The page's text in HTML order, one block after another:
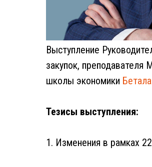
Выступление
закупок,
школы экономики
Тезисы выступления:
1. Изменения в рамках